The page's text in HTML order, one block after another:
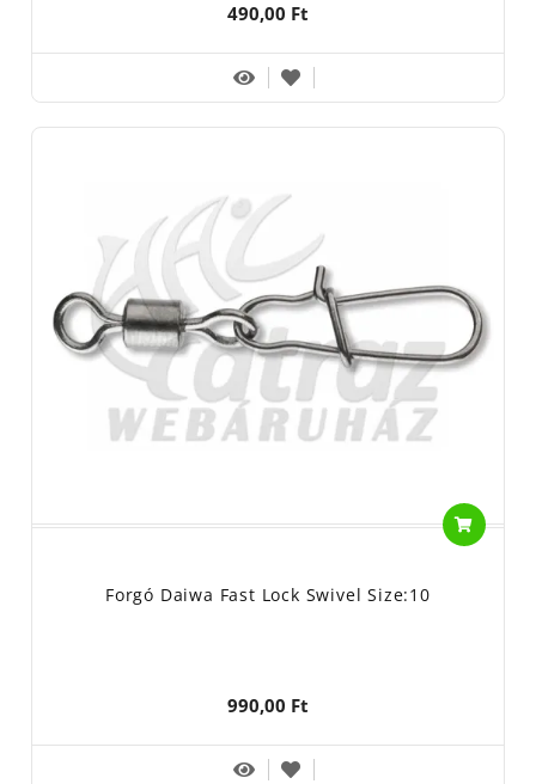
490,00 Ft
Forgó Daiwa Fast Lock Swivel Size:10
990,00 Ft